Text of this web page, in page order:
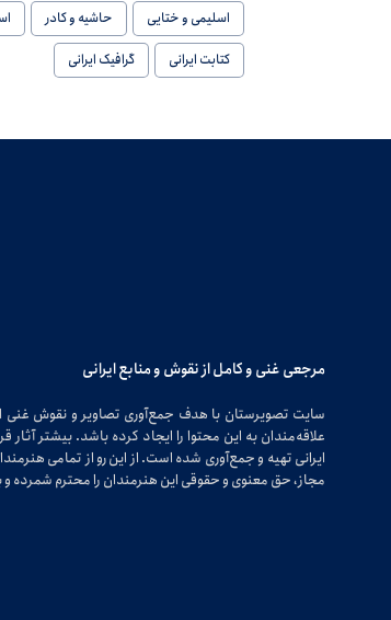
اسلیمی و ختایی حاشیه و کادر
کتابت ایرانی
گرافیک ایرانی
مرجعی غنی و کامل از نقوش و منابع ایرانی
سایت تصویرستان با هدف جمع‌آوری تصاویر و نقوش غنی
علاقه‌مندان به این محتوا را ایجاد کرده باشد. بیشتر
ایرانی تهیه و جمع‌آوری شده است. از این رو از تمامی
مجاز، حق معنوی و حقوقی این هنرمندان را محترم شمرده و